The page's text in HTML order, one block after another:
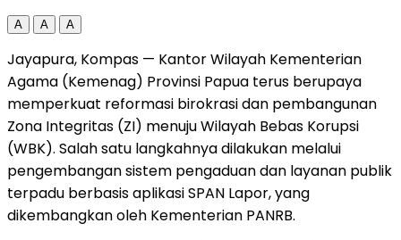
A A A
Jayapura, Kompas — Kantor Wilayah Kementerian
Agama (Kemenag) Provinsi Papua terus berupaya
memperkuat reformasi birokrasi dan pembangunan
Zona Integritas (ZI) menuju Wilayah Bebas Korupsi
(WBK). Salah satu langkahnya dilakukan melalui
pengembangan sistem pengaduan dan layanan publik
terpadu berbasis aplikasi SPAN Lapor, yang
dikembangkan oleh Kementerian PANRB.